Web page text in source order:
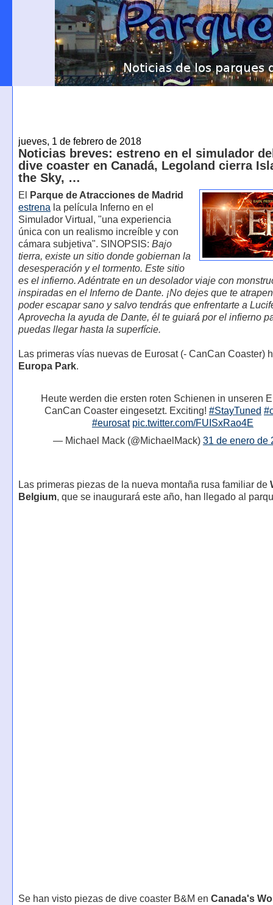
jueves, 1 de febrero de 2018
Noticias breves: estreno en el simulador
dive coaster en Canadá, Legoland cierra
the Sky, …
El
Parque de Atracciones de Madrid
estrena la película Inferno en el
Simulador Virtual, "una experiencia
única con un realismo increíble y con
cámara subjetiva". SINOPSIS: Bajo
tierra, existe un sitio donde gobiernan la
desesperación y el tormento. Este sitio
es el infierno. Adéntrate en un desolador viaje con
inspiradas en el Inferno de Dante. ¡No dejes que te
poder escapar sano y salvo tendrás que enfrentarte a
Aprovecha la ayuda de Dante, él te guiará por el infierno
puedas llegar hasta la superfície.
Las primeras vías nuevas de Eurosat (- CanCan Coaster)
Europa Park.
Heute werden die ersten roten Schienen in unseren
CanCan Coaster eingesetzt. Exciting! #StayTuned
#eurosat pic.twitter.com/FUISxRao4E
— Michael Mack (@MichaelMack) 31 de enero de
Las primeras piezas de la nueva montaña rusa familiar de
Belgium, que se inaugurará este año, han llegado al
Se han visto piezas de dive coaster B&M en Canada's